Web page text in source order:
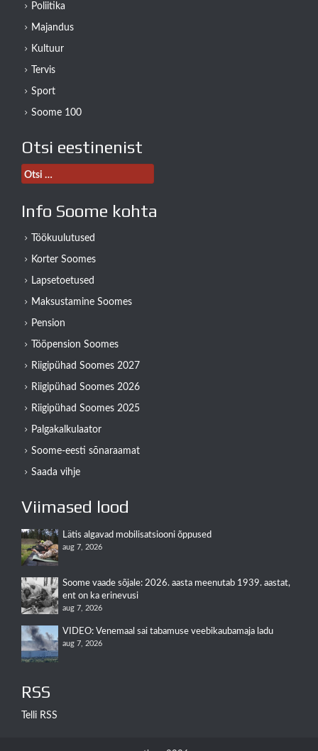
Poliitika
Majandus
Kultuur
Tervis
Sport
Soome 100
Otsi eestinenist
Otsi:
Info Soome kohta
Töökuulutused
Korter Soomes
Lapsetoetused
Maksustamine Soomes
Pension
Tööpension Soomes
Riigipühad Soomes 2027
Riigipühad Soomes 2026
Riigipühad Soomes 2025
Palgakalkulaator
Soome-eesti sõnaraamat
Saada vihje
Viimased lood
Lätis algavad mobilisatsiooni õppused
aug 7, 2026
Soome vaade sõjale: 2026. aasta meenutab 1939. aastat,
ent on ka erinevusi
aug 7, 2026
VIDEO: Venemaal sai tabamuse veebikaubamaja ladu
aug 7, 2026
RSS
Telli RSS